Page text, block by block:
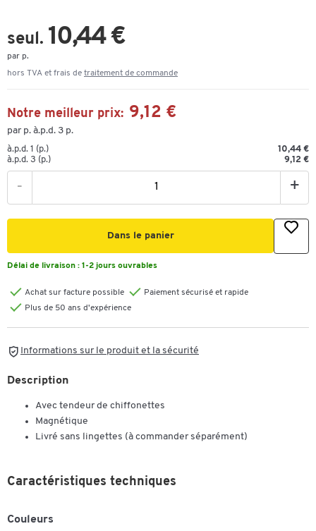
seul. 10,44 €
par p.
hors TVA et frais de traitement de commande
Notre meilleur prix: 9,12 €
par p. à.p.d. 3 p.
à.p.d. 1 (p.)
10,44 €
à.p.d. 3 (p.)
9,12 €
- +
Dans le panier
Délai de livraison : 1-2 jours ouvrables
Achat sur facture possible
Paiement sécurisé et rapide
Plus de 50 ans d'expérience
Informations sur le produit et la sécurité
Description
Avec tendeur de chiffonettes
Magnétique
Livré sans lingettes (à commander séparément)
Caractéristiques techniques
Couleurs